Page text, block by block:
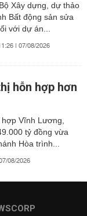
Xây dựng, dự thảo
Bất động sản sửa
với dự án...
| 07/08/2026
hỗn hợp hơn
Vĩnh Lương,
tỷ đồng vừa
Hòa trình...
08/2026